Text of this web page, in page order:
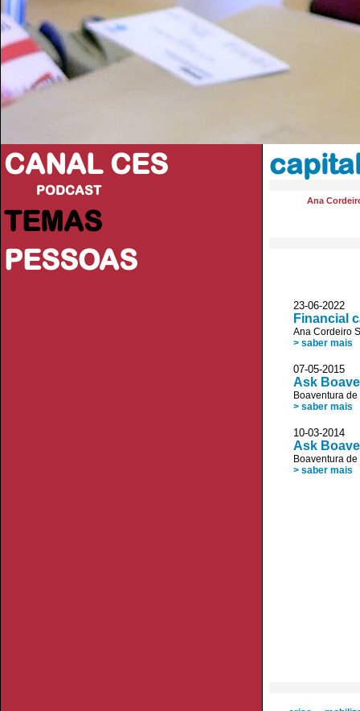
CANAL CES
PODCAST
TEMAS
PESSOAS
Ana
23-06-
Financial
Ana Cordeiro
> saber mais
07-05-
Ask
Boaventura
> saber mais
10-03-
Ask
Boaventura
> saber mais